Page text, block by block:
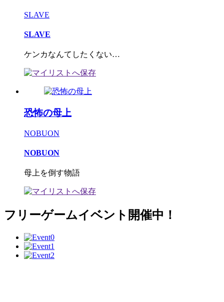
SLAVE
SLAVE
ケンカなんてしたくない…
恐怖の母上
NOBUON
NOBUON
母上を倒す物語
フリーゲームイベント開催中！